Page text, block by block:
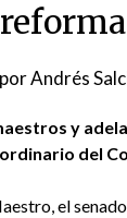
porAndrés
y
del
el